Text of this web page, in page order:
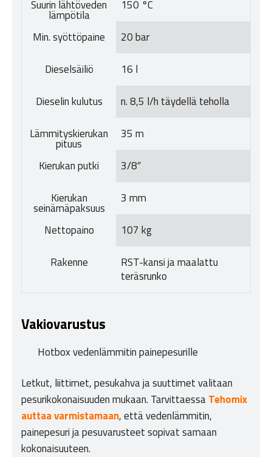
Suurin lähtöveden
lämpötila
150 °C
Min. syöttöpaine 20 bar
Dieselsäiliö 16 l
Dieselin kulutus n. 8,5 l/h täydellä teholla
Lämmityskierukan
pituus
35 m
Kierukan putki 3/8″
Kierukan
seinämäpaksuus
3 mm
Nettopaino 107 kg
Rakenne
RST-kansi ja maalattu
teräsrunko
Vakiovarustus
Hotbox vedenlämmitin painepesurille
Letkut, liittimet, pesukahva ja suuttimet valitaan
pesurikokonaisuuden mukaan. TarvittaessaTehomix
auttaa varmistamaan, että vedenlämmitin,
painepesuri ja pesuvarusteet sopivat samaan
kokonaisuuteen.